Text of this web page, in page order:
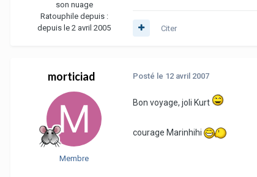
son nuage
Ratouphile depuis :
depuis le 2 avril 2005
Citer
morticiad
Membre
Posté le 12 avril 2007
Bon voyage, joli Kurt
courage Marinhihi